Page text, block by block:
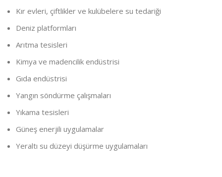
Kır evleri, çiftlikler ve kulübelere su tedariği
Deniz platformları
Arıtma tesisleri
Kimya ve madencilik endüstrisi
Gıda endüstrisi
Yangın söndürme çalışmaları
Yıkama tesisleri
Güneş enerjili uygulamalar
Yeraltı su düzeyi düşürme uygulamaları